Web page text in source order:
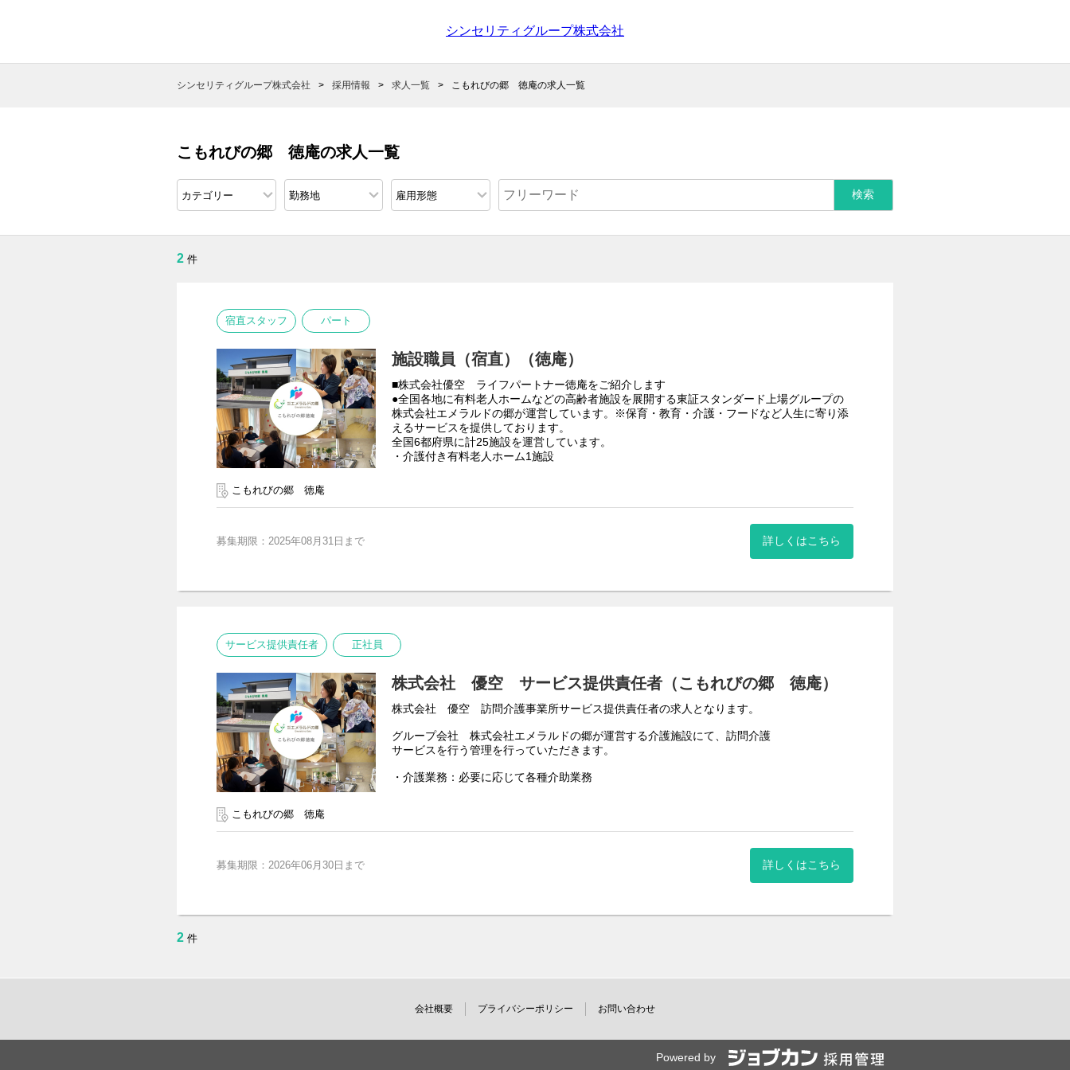
シンセリティグループ株式会社
シンセリティグループ株式会社 採用情報 求人一覧 こもれびの郷 徳庵の求人一覧
こもれびの郷 徳庵の求人一覧
2 件
宿直スタッフ パート
施設職員（宿直）（徳庵）
■株式会社優空 ライフパートナー徳庵をご紹介します
●全国各地に有料老人ホームなどの高齢者施設を展開する東証スタンダード上場グループの
株式会社エメラルドの郷が運営しています。※保育・教育・介護・フードなど人生に寄り添
えるサービスを提供しております。
全国6都府県に計25施設を運営しています。
・介護付き有料老人ホーム1施設
●1人で全てを担当する必要はございません。夜勤専従や調理スタッフ、事務スタッフなど
様々な職種を配置し1人のスタッフに業務が偏らないチームケアを徹底しております。月の
〈業務内容〉
施設フロア管理、見守り、施設清掃、軽作業など
職場環境をより詳しく知りたい方向けに優空ブログをはじめました。
https://emerald-sato.jp/news/yuusora/
こもれびの郷 徳庵
募集期限：2025年08月31日まで 詳しくはこちら
サービス提供責任者 正社員
株式会社 優空 サービス提供責任者（こもれびの郷 徳庵）
株式会社 優空 訪問介護事業所サービス提供責任者の求人となります。
グループ会社 株式会社エメラルドの郷が運営する介護施設にて、訪問介護
サービスを行う管理を行っていただきます。
・介護業務：必要に応じて各種介助業務
職場環境をより詳しく知りたい方向けに優空ブログをはじめました。
こもれびの郷 徳庵
募集期限：2026年06月30日まで 詳しくはこちら
2 件
会社概要 プライバシーポリシー お問い合わせ
Powered by